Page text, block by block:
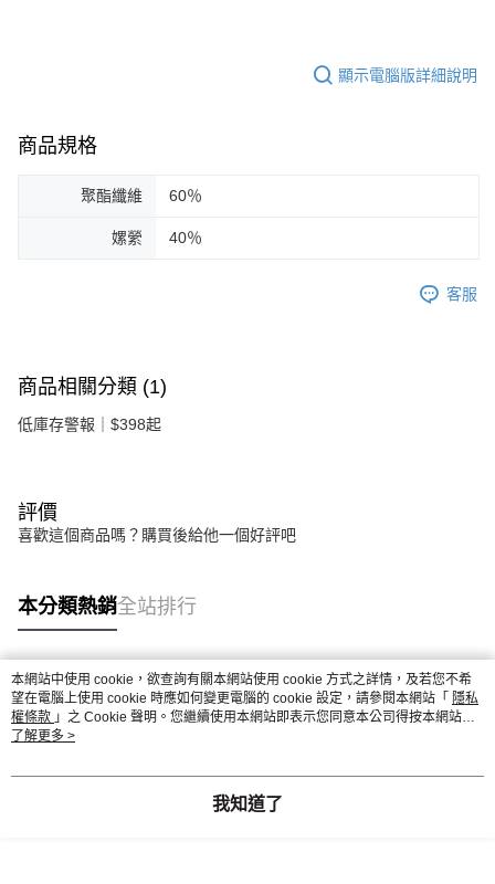
顯示電腦版詳細說明
商品規格
聚酯纖維 60％
嫘縈 40％
客服
商品相關分類 (1)
低庫存警報｜$398起
評價
喜歡這個商品嗎？購買後給他一個好評吧
本分類熱銷全站排行
熱門標籤
本網站中使用 cookie，欲查詢有關本網站使用 cookie 方式之詳情，及若您不希
望在電腦上使用 cookie 時應如何變更電腦的 cookie 設定，請參閱本網站「 隱私
權條款 」之 Cookie 聲明。您繼續使用本網站即表示您同意本公司得按本網站使
用條款之 Cookie 聲明使用 cookie。
了解更多 >
我知道了